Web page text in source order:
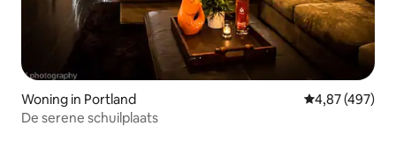
Woning in Portland Gemiddelde
4,87 (497)
De serene schuilplaats